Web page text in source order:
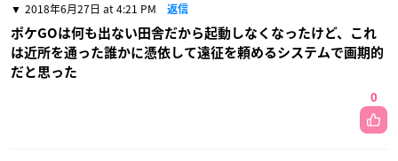
2018年6月27日 at 4:21 PM 返信
ポケGOは何も出ない田舎だから起動しなくなったけど、これ
は近所を通った誰かに憑依して遠征を頼めるシステムで画期的
だと思った
0